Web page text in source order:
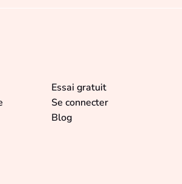
Essai gratuit
Se connecter
Blog